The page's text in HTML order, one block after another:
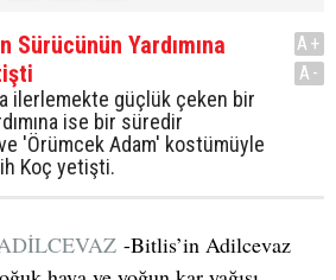
Sürücünün Yardımına
ilerlemekte güçlük çeken bir
ise bir süredir
'Örümcek Adam' kostümüyle
Koç yetişti.
A+
A-
-Bitlis’in Adilcevaz